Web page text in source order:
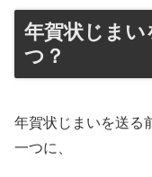
年賀状じま
つ？
年賀状じまいを送る
一つに、